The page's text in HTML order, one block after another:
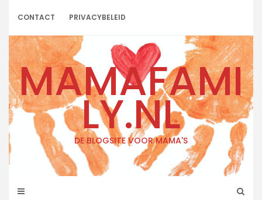
CONTACT PRIVACYBELEID
MAMAFAMI
LY.NL
DE BLOGSITE VOOR MAMA'S